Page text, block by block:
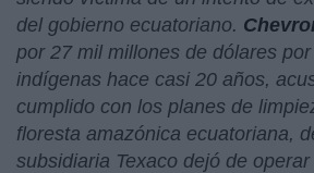
del gobierno ecuatoriano.
por 27 mil millones de dólares
indígenas hace casi 20 años,
cumplido con los planes de
floresta amazónica ecuatoriana,
subsidiaria Texaco dejó de